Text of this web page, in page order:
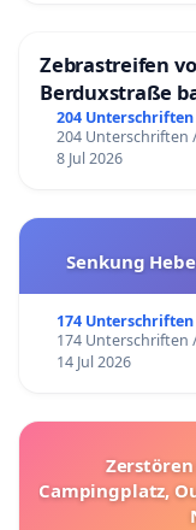
Zebrastreifen
Berduxstraße
204 Unterschriften
204 Unterschriften
8 Jul 2026
Senkung
174 Unterschriften
174 Unterschriften
14 Jul 2026
Campingplatz,